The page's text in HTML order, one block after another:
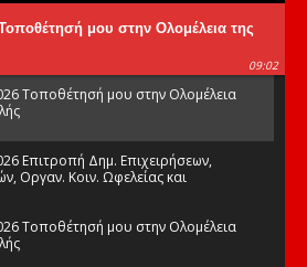
μου στην Ολομέλεια της
09:02
Τοποθέτησή μου στην Ολομέλεια
Επιτροπή Δημ. Επιχειρήσεων,
Οργαν. Κοιν. Ωφελείας και
Ασφάλισης
Τοποθέτησή μου στην Ολομέλεια